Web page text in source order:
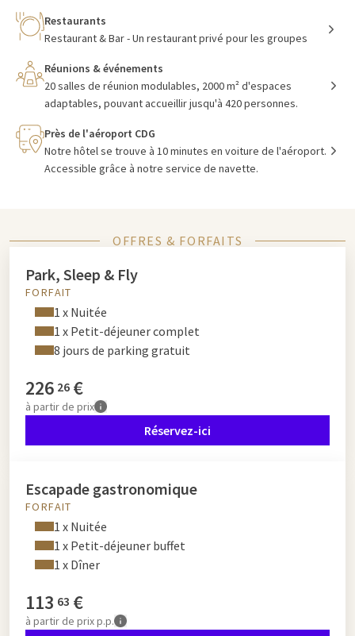
Restaurants
Restaurant & Bar - Un restaurant privé pour les groupes
Réunions & événements
20 salles de réunion modulables, 2000 m² d'espaces
adaptables, pouvant accueillir jusqu'à 420 personnes.
Près de l'aéroport CDG
Notre hôtel se trouve à 10 minutes en voiture de l'aéroport.
Accessible grâce à notre service de navette.
OFFRES & FORFAITS
Park, Sleep & Fly
FORFAIT
1 x Nuitée
1 x Petit-déjeuner complet
8 jours de parking gratuit
226 26 €
à partir de prix
Réservez-ici
Escapade gastronomique
FORFAIT
1 x Nuitée
1 x Petit-déjeuner buffet
1 x Dîner
113 63 €
à partir de prix p.p.